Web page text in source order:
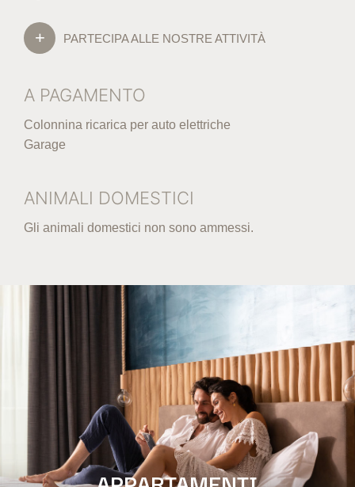
PARTECIPA ALLE NOSTRE ATTIVITÀ
A PAGAMENTO
Colonnina ricarica per auto elettriche
Garage
ANIMALI DOMESTICI
Gli animali domestici non sono ammessi.